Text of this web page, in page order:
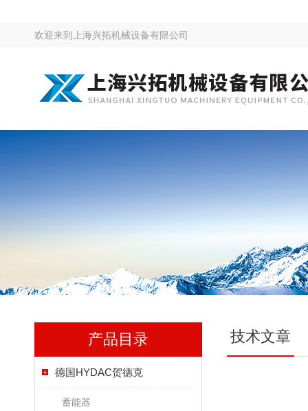
欢迎来到 上海兴拓机械设备有限公司
产品目录
德国HYDAC贺德克
蓄能器
技术文章